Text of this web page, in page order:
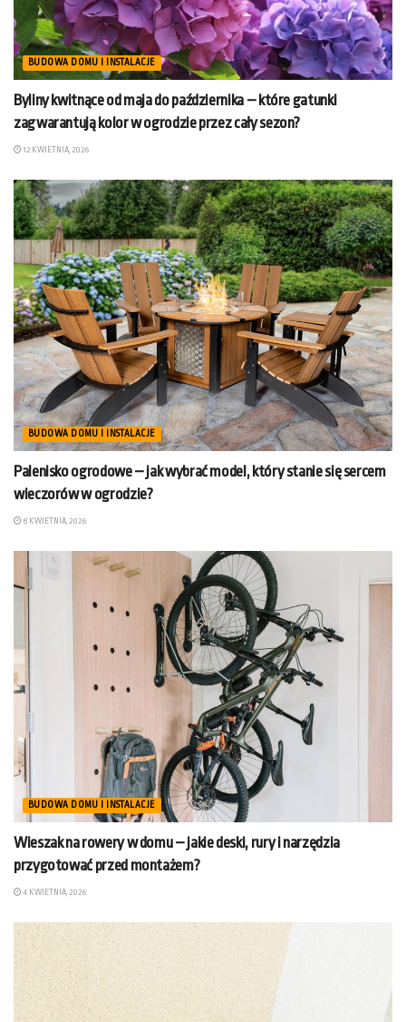
BUDOWA DOMU I INSTALACJE
Byliny kwitnące od maja do października – które gatunki
zagwarantują kolor w ogrodzie przez cały sezon?
12 KWIETNIA, 2026
BUDOWA DOMU I INSTALACJE
Palenisko ogrodowe – jak wybrać model, który stanie się sercem
wieczorów w ogrodzie?
8 KWIETNIA, 2026
BUDOWA DOMU I INSTALACJE
Wieszak na rowery w domu – jakie deski, rury i narzędzia
przygotować przed montażem?
4 KWIETNIA, 2026